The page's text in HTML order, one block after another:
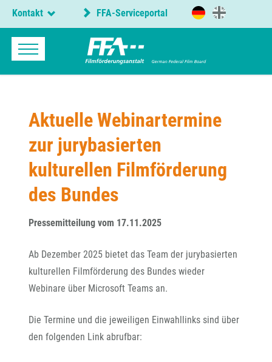
Kontakt FFA-Serviceportal
Aktuelle Webinartermine
zur jurybasierten
kulturellen Filmförderung
des Bundes
Pressemitteilung vom 17.11.2025
Ab Dezember 2025 bietet das Team der jurybasierten
kulturellen Filmförderung des Bundes wieder
Webinare über Microsoft Teams an.
Die Termine und die jeweiligen Einwahllinks sind über
den folgenden Link abrufbar: